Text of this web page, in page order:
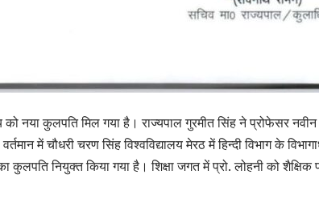
को नया कुलपति मिल गया है। राज्यपाल गुरमीत सिंह ने प्रोफेसर
में चौधरी चरण सिंह विश्वविद्यालय मेरठ में हिन्दी विभाग के
कुलपति नियुक्त किया गया है। शिक्षा जगत में प्रो. लोहनी को